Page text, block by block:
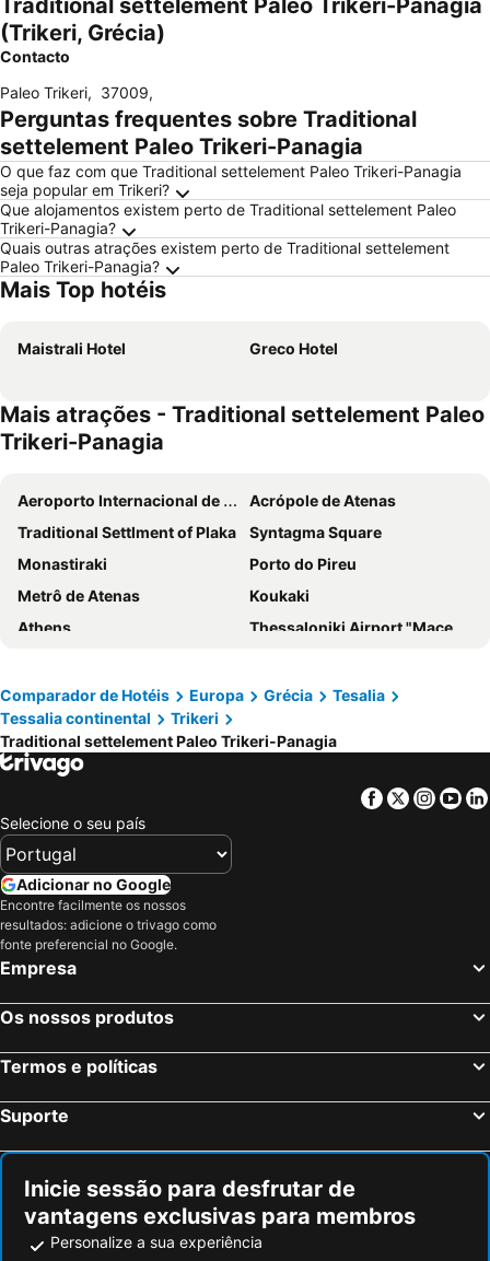
Traditional settelement Paleo Trikeri-Panagia
(Trikeri, Grécia)
Contacto
Paleo Trikeri, 37009,
Perguntas frequentes sobre Traditional
settelement Paleo Trikeri-Panagia
O que faz com que Traditional settelement Paleo Trikeri-Panagia
seja popular em Trikeri?
Que alojamentos existem perto de Traditional settelement Paleo
Trikeri-Panagia?
Quais outras atrações existem perto de Traditional settelement
Paleo Trikeri-Panagia?
Mais Top hotéis
Maistrali Hotel Greco Hotel
Mais atrações - Traditional settelement Paleo
Trikeri-Panagia
Aeroporto Internacional de Atenas
Acrópole de Atenas
Traditional Settlment of Plaka
Syntagma Square
Monastiraki
Porto do Pireu
Metrô de Atenas
Koukaki
Athens
Thessaloniki Airport "Macedonia"
Mosteiro Meteora
Parthenon
Lavrio Port
Kallithea
Megaron - Athens International Conference Centre
Christmas at Syntagma Square
War Museum
Praia Astir
Skiathos Town
Thesaloniki Port
Templo de Zeus Olímpico
Eretria
Omonia
Templo de Poseidon
OAKA Olympic Stadium
Rafina Port
Avantis Estate
Neoi Poroi
Monastiraki
Neo Iraklio Attikis
Comparador de Hotéis Europa Grécia
Tesalia
Тessalia continental
Trikeri
Traditional settelement Paleo Trikeri-Panagia
Facebook
Twitter
Selecione o seu país
Adicionar no Google
Encontre facilmente os nossos
resultados: adicione o trivago como
fonte preferencial no Google.
Empresa
Os nossos produtos
Termos e políticas
Suporte
Inicie sessão para desfrutar de
vantagens exclusivas para membros
Personalize a sua experiência